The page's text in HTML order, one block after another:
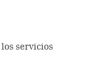
servicios